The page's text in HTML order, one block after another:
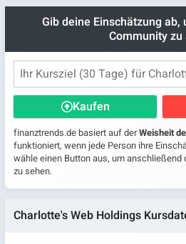
Gib deine Einschätzung
Community zu
Kaufen
finanztrends.de basiert auf derWeisheit
funktioniert, wenn jede Person ihre
wähle einen Button aus, um anschließend
zu sehen.
Charlotte's Web Holdings